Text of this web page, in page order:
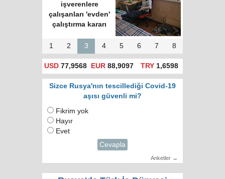
işverenlere
çalışanları 'evden'
çalıştırma kararı
1 2 3 4 5 6 7 8
USD 77,9568 EUR 88,9097 TRY1,6598
Sizce Rusya'nın tescillediği Covid-19
aşısı güvenli mi?
Fikrim yok
Hayır
Evet
Cevapla
Anketler →